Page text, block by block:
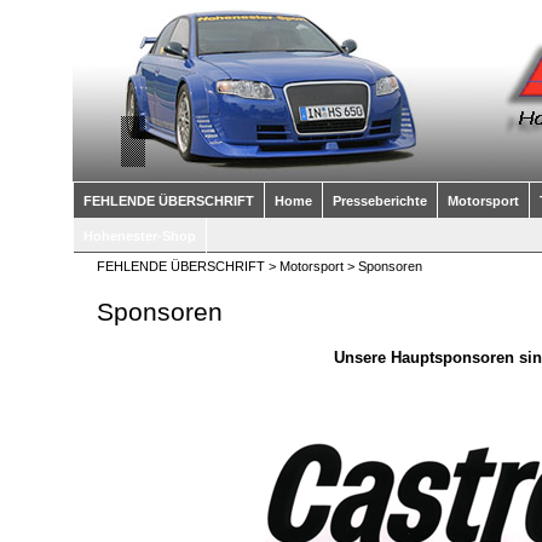
FEHLENDE ÜBERSCHRIFT Home Presseberichte Motorsport
FEHLENDE ÜBERSCHRIFT > Motorsport > Sponsoren
Sponsoren
Unsere Hauptsponsoren